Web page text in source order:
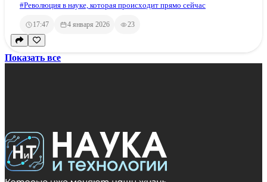
#Революция в науке, которая происходит прямо сейчас
17:47 4 января 2026 23
Показать все